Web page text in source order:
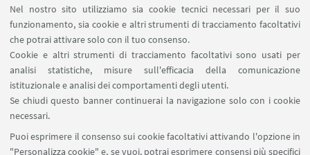
Nel nostro sito utilizziamo sia cookie tecnici necessari per il suo
funzionamento, sia cookie e altri strumenti di tracciamento facoltativi
che potrai attivare solo con il tuo consenso.
Cookie e altri strumenti di tracciamento facoltativi sono usati per
analisi statistiche, misure sull'efficacia della comunicazione
istituzionale e analisi dei comportamenti degli utenti.
Se chiudi questo banner continuerai la navigazione solo con i cookie
necessari.
Puoi esprimere il consenso sui cookie facoltativi attivando l'opzione in
"Personalizza cookie" e, se vuoi, potrai esprimere consensi più specifici
costituisce la seconda tappa del progetto, riunisce
docenti e studiosi di varie università italiane per
riflettere sugli aspetti teorici e metodologici
dell’attività di Francesca Alinovi, fornendo inoltre
analisi dettagliate della monografia su Dada. Il
seminario si concluderà con una visita guidata alla
mostra sul Fondo Alinovi presso la Biblioteca
Supino.